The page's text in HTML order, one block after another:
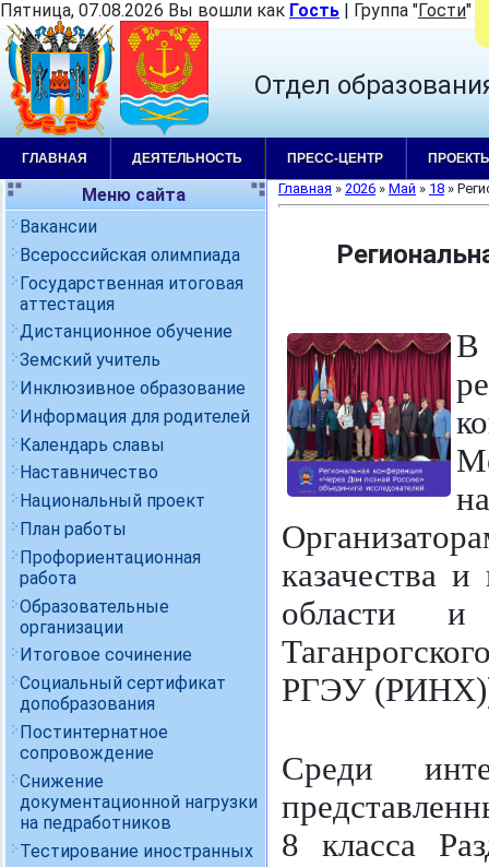
Пятница, 07.08.2026 Вы вошли как Гость | Группа "Гости"
Отдел
ГЛАВНАЯ ДЕЯТЕЛЬНОСТЬ ПРЕСС-ЦЕНТР
Меню сайта
Вакансии
Всероссийская олимпиада
Государственная итоговая
аттестация
Дистанционное обучение
Земский учитель
Инклюзивное образование
Информация для родителей
Календарь славы
Наставничество
Национальный проект
План работы
Профориентационная
работа
Образовательные
организации
Итоговое сочинение
Социальный сертификат
допобразования
Постинтернатное
сопровождение
Снижение
документационной нагрузки
на педработников
Тестирование иностранных
Главная » 2026 » Май » 18 »
В
казачества
области и
РГЭУ
Среди
8 класса